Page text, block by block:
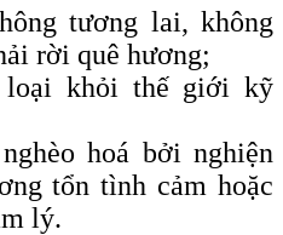
tương lai, không
rời quê hương;
loại khỏi thế giới kỹ
hoá bởi nghiện
tổn tình cảm hoặc
lý.